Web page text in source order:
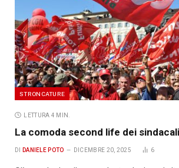
STRONCATURE
LETTURA 4 MIN.
La comoda second life dei
DI DANIELE POTO DICEMBRE 20, 2025 6